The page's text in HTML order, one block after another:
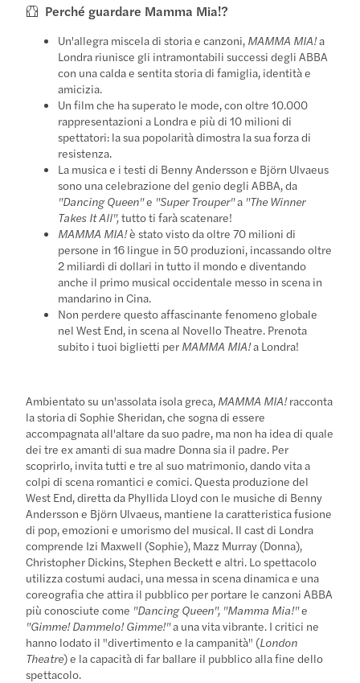
Perché guardare Mamma Mia!?
Un'allegra miscela di storia e canzoni, MAMMA MIA!a
Londra riunisce gli intramontabili successi degli ABBA
con una calda e sentita storia di famiglia, identità e
amicizia.
Un film che ha superato le mode, con oltre 10.000
rappresentazioni a Londra e più di 10 milioni di
spettatori: la sua popolarità dimostra la sua forza di
resistenza.
La musica e i testi di Benny Andersson e Björn Ulvaeus
sono una celebrazione del genio degli ABBA, da
"Dancing Queen"e "Super Trouper"a "The Winner
Takes It All",tutto ti farà scatenare!
MAMMA MIA!è stato visto da oltre 70 milioni di
persone in 16 lingue in 50 produzioni, incassando oltre
2 miliardi di dollari in tutto il mondo e diventando
anche il primo musical occidentale messo in scena in
mandarino in Cina.
Non perdere questo affascinante fenomeno globale
nel West End, in scena al Novello Theatre. Prenota
subito i tuoi biglietti per MAMMA MIA!a Londra!
Ambientato su un'assolata isola greca, MAMMA MIA!racconta
la storia di Sophie Sheridan, che sogna di essere
accompagnata all'altare da suo padre, ma non ha idea di quale
dei tre ex amanti di sua madre Donna sia il padre. Per
scoprirlo, invita tutti e tre al suo matrimonio, dando vita a
colpi di scena romantici e comici. Questa produzione del
West End, diretta da Phyllida Lloyd con le musiche di Benny
Andersson e Björn Ulvaeus, mantiene la caratteristica fusione
di pop, emozioni e umorismo del musical. Il cast di Londra
comprende Izi Maxwell (Sophie), Mazz Murray (Donna),
Christopher Dickins, Stephen Beckett e altri. Lo spettacolo
utilizza costumi audaci, una messa in scena dinamica e una
coreografia che attira il pubblico per portare le canzoni ABBA
più conosciute come "Dancing Queen", "Mamma Mia!"e
"Gimme! Dammelo! Gimme!"a una vita vibrante. I critici ne
hanno lodato il "divertimento e la campanità" (London
Theatre) e la capacità di far ballare il pubblico alla fine dello
spettacolo.